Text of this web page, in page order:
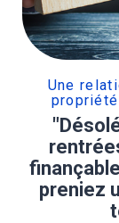
Une
preniez